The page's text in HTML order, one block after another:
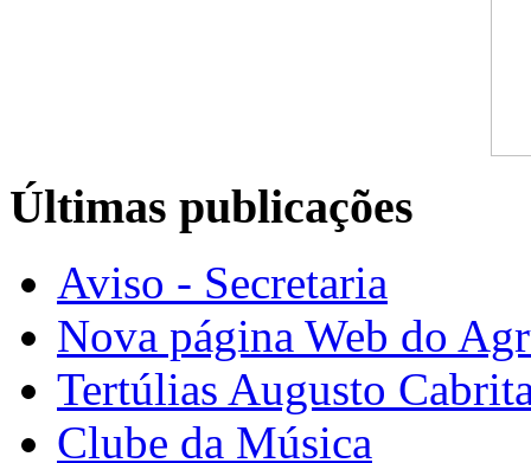
Últimas publicações
Aviso - Secretaria
Nova página Web do
Tertúlias Augusto
Clube da Música